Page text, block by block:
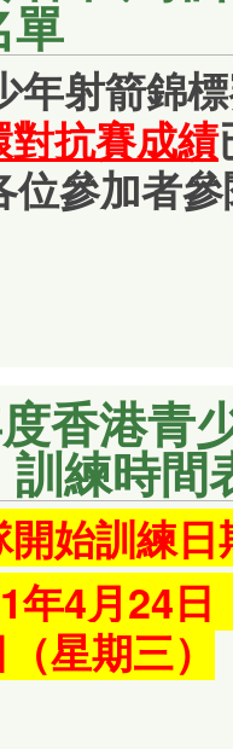
單
年射箭錦
對抗賽成績
位參加者
香港青
練時間
始訓練日
年4月24
星期三）